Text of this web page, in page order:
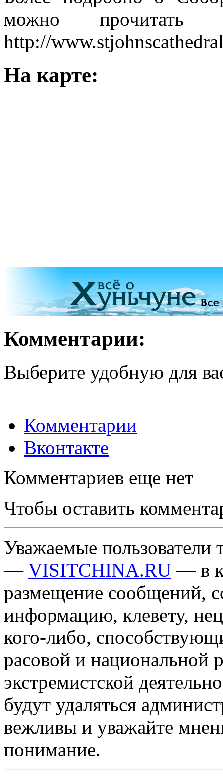
можно прочитать
http://
На карте:
Комментарии:
Выберите удобную для
Комментарии
Вконтакте
Комментариев еще нет
Чтобы оставить
Уважаемые пользователи
— VISITCHINA.RU — в
размещение сообщений,
информацию, клевету,
кого-либо,
расовой и национальной
экстремистской
будут удаляться
вежливы и уважайте
понимание.